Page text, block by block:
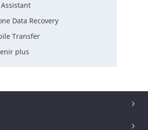
Assistant
Data Recovery
Transfer
plus